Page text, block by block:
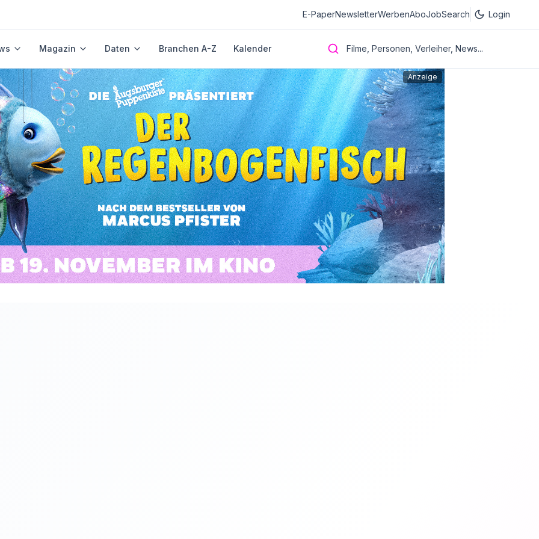
E-PaperNewsletterWerbenAboJobSearch Login
Magazin Daten Branchen A-Z Kalender Filme, Personen, Verleiher, News...
Anzeige